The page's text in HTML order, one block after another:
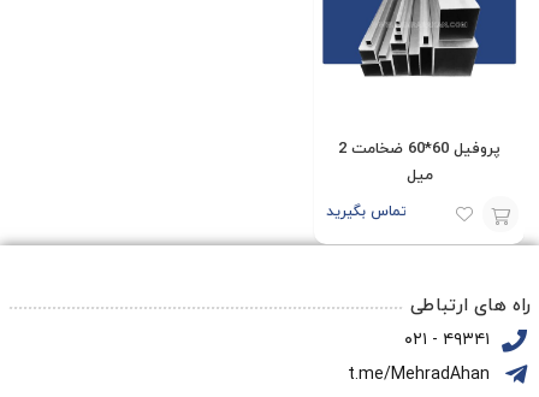
پروفیل 60*60 ضخامت 2
میل
تماس بگیرید
سبد
راه های ارتباطی
۴۹۳۴۱ - ۰۲۱
t.me/MehradAhan